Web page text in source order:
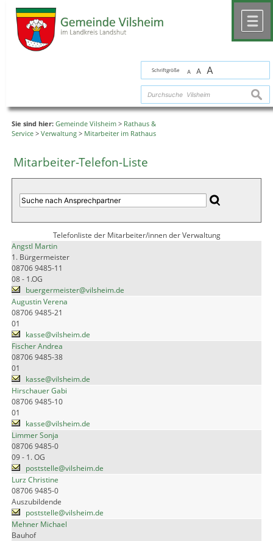
Schriftgröße A A A
Sie sind hier: Gemeinde Vilsheim > Rathaus &
Service > Verwaltung > Mitarbeiter im Rathaus
Mitarbeiter-Telefon-Liste
Telefonliste der Mitarbeiter/innen der Verwaltung
Angstl Martin
1. Bürgermeister
08706 9485-11
08 - 1.OG
buergermeister@vilsheim.de
Augustin Verena
08706 9485-21
01
kasse@vilsheim.de
Fischer Andrea
08706 9485-38
01
kasse@vilsheim.de
Hirschauer Gabi
08706 9485-10
01
kasse@vilsheim.de
Limmer Sonja
08706 9485-0
09 - 1. OG
poststelle@vilsheim.de
Lurz Christine
08706 9485-0
Auszubildende
poststelle@vilsheim.de
Mehner Michael
Bauhof